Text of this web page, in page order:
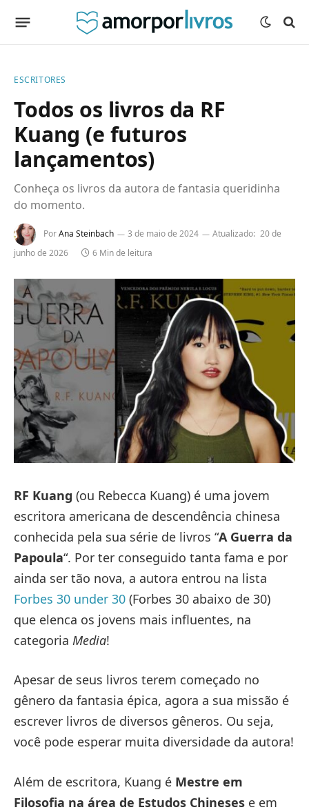
ESCRITORES
Todos os livros da RF
Kuang (e futuros
lançamentos)
Conheça os livros da autora de fantasia queridinha
do momento.
PorAna Steinbach 3 de maio de 2024 Atualizado: 20 de
junho de 2026
6 Min de leitura
RF Kuang (ou Rebecca Kuang) é uma jovem
escritora americana de descendência chinesa
conhecida pela sua série de livros “A Guerra da
Papoula“. Por ter conseguido tanta fama e por
ainda ser tão nova, a autora entrou na lista
Forbes 30 under 30 (Forbes 30 abaixo de 30)
que elenca os jovens mais influentes, na
categoria Media!
Apesar de seus livros terem começado no
gênero da fantasia épica, agora a sua missão é
escrever livros de diversos gêneros. Ou seja,
você pode esperar muita diversidade da autora!
Além de escritora, Kuang é Mestre em
Filosofia na área de Estudos Chineses e em